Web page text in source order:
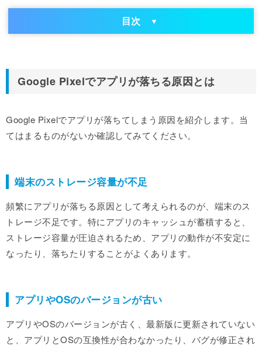
目次
Google Pixelでアプリが落ちる原因とは
Google Pixelでアプリが落ちてしまう原因を紹介します。当
てはまるものがないか確認してみてください。
端末のストレージ容量が不足
頻繁にアプリが落ちる原因として考えられるのが、端末のス
トレージ不足です。特にアプリのキャッシュが蓄積すると、
ストレージ容量が圧迫されるため、アプリの動作が不安定に
なったり、落ちたりすることがよくあります。
アプリやOSのバージョンが古い
アプリやOSのバージョンが古く、最新版に更新されていない
と、アプリとOSの互換性が合わなかったり、バグが修正され